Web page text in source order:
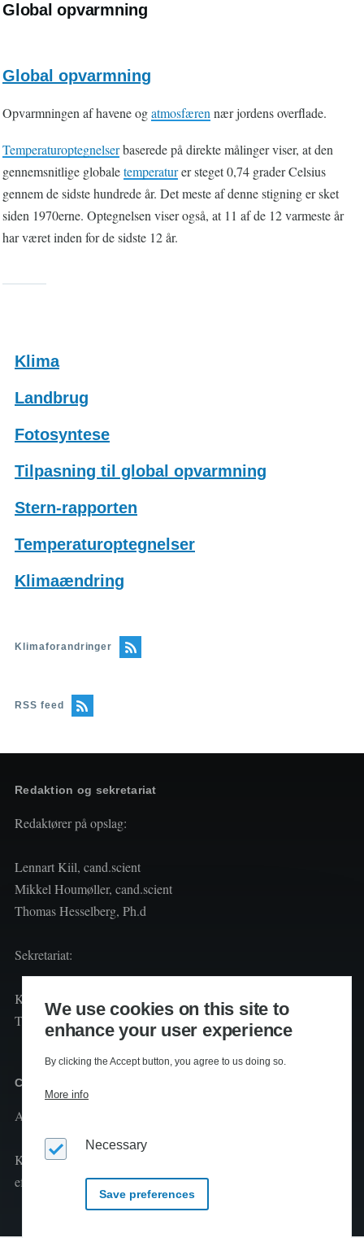
Global opvarmning
Global opvarmning
Opvarmningen af havene ogatmosfærennær jordens overflade.
Temperaturoptegnelserbaserede på direkte målinger viser, at den
gennemsnitlige globaletemperaturer steget 0,74 grader Celsius
gennem de sidste hundrede år. Det meste af denne stigning er sket
siden 1970erne. Optegnelsen viser også, at 11 af de 12 varmeste år
har været inden for de sidste 12 år.
Klima
Landbrug
Fotosyntese
Tilpasning til global opvarmning
Stern-rapporten
Temperaturoptegnelser
Klimaændring
Klimaforandringer
RSS feed
Redaktion og sekretariat
Redaktører på opslag:
Lennart Kiil, cand.scient
Mikkel Houmøller, cand.scient
Thomas Hesselberg, Ph.d
Sekretariat:
Kiils
Telefon: 40261872
Copyright
Al tekst er copyright
Kopiering og print fra Klimaleksikon til undervisningsbrug tilladt
efter aftale med CopyDan Tekst & Node
We use cookies on this site to
enhance your user experience
By clicking the Accept button, you agree to us doing so.
More info
Necessary
Save preferences